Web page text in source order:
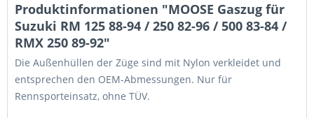
Produktinformationen "MOOSE Gaszug für
Suzuki RM 125 88-94 / 250 82-96 / 500 83-84 /
RMX 250 89-92"
Die Außenhüllen der Züge sind mit Nylon verkleidet und
entsprechen den OEM-Abmessungen. Nur für
Rennsporteinsatz, ohne TÜV.